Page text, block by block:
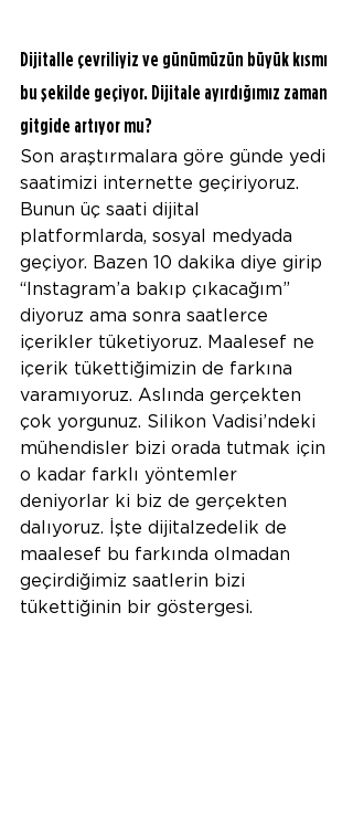
Dijitalle çevriliyiz ve günümüzün büyük kısmı
bu şekilde geçiyor. Dijitale ayırdığımız zaman
gitgide artıyor mu?
Son araştırmalara göre günde yedi
saatimizi internette geçiriyoruz.
Bunun üç saati dijital
platformlarda, sosyal medyada
geçiyor. Bazen 10 dakika diye girip
“Instagram’a bakıp çıkacağım”
diyoruz ama sonra saatlerce
içerikler tüketiyoruz. Maalesef ne
içerik tükettiğimizin de farkına
varamıyoruz. Aslında gerçekten
çok yorgunuz. Silikon Vadisi’ndeki
mühendisler bizi orada tutmak için
o kadar farklı yöntemler
deniyorlar ki biz de gerçekten
dalıyoruz. İşte dijitalzedelik de
maalesef bu farkında olmadan
geçirdiğimiz saatlerin bizi
tükettiğinin bir göstergesi.